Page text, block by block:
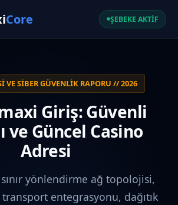
Core ŞEBEKE AKTİF
VE SIBER GÜVENLIK RAPORU // 2026
Giriş: Güvenli
ve Güncel Casino
Adresi
sınır yönlendirme ağ topolojisi,
transport entegrasyonu, dağıtık